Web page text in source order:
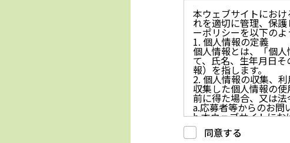
本ウェブサイトにお
れを適切に管理、保
ーポリシーを以下のよ
1. 個人情報の定義
個人情報とは、「個
て、氏名、生年月日
報）を指します。
2. 個人情報の収集、
収集した個人情報の
前に得た場合、又は
a.応募者等からのお問
b.本ウェブサイトに
c.重要なお知らせなど
d.上記の利用目的に付
同意する